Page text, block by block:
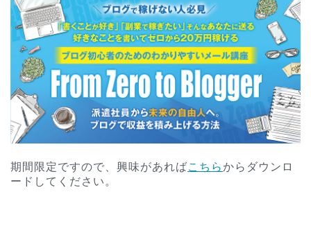
期間限定ですので、興味があればこちらからダウンロ
ードしてください。